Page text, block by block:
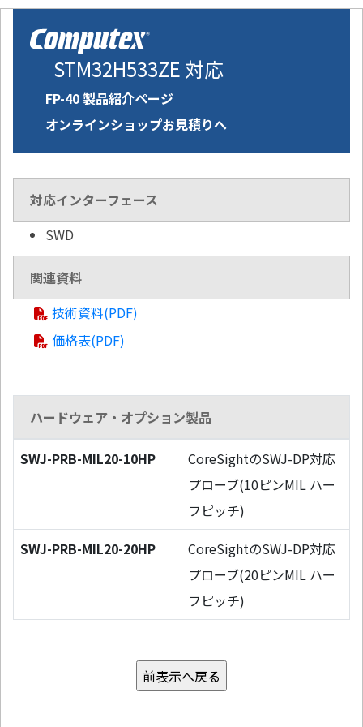
STM32H533ZE 対応
FP-40 製品紹介ページ
オンラインショップお見積りへ
対応インターフェース
SWD
関連資料
技術資料(PDF)
価格表(PDF)
ハードウェア・オプション製品
SWJ-PRB-MIL20-10HP
CoreSightのSWJ-DP対応
プローブ(10ピンMIL ハー
フピッチ)
SWJ-PRB-MIL20-20HP
CoreSightのSWJ-DP対応
プローブ(20ピンMIL ハー
フピッチ)